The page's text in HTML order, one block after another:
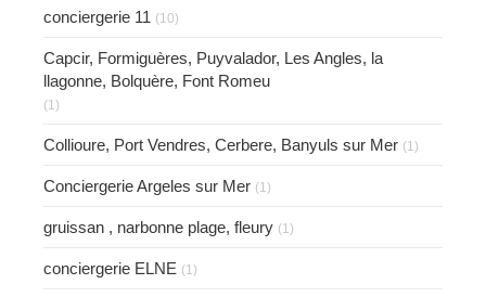
conciergerie 11 (10)
Capcir, Formiguères, Puyvalador, Les Angles, la
llagonne, Bolquère, Font Romeu
(1)
Collioure, Port Vendres, Cerbere, Banyuls sur Mer (1)
Conciergerie Argeles sur Mer (1)
gruissan , narbonne plage, fleury (1)
conciergerie ELNE (1)